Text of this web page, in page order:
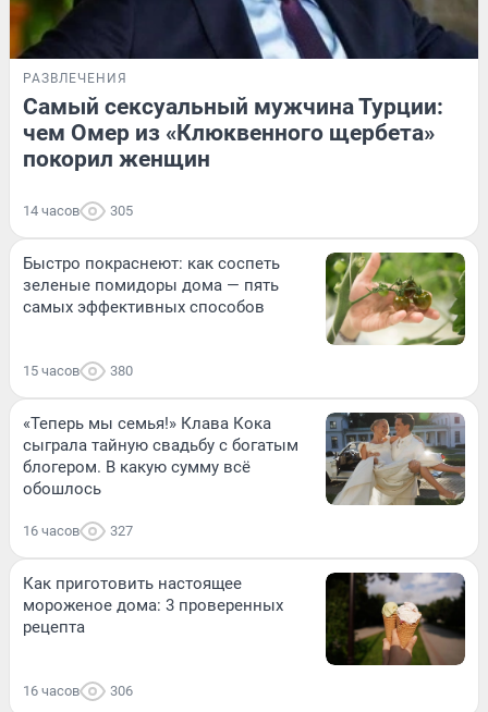
РАЗВЛЕЧЕНИЯ
Самый сексуальный мужчина Турции:
чем Омер из «Клюквенного щербета»
покорил женщин
14 часов 305
Быстро покраснеют: как соспеть
зеленые помидоры дома — пять
самых эффективных способов
15 часов 380
«Теперь мы семья!» Клава Кока
сыграла тайную свадьбу с богатым
блогером. В какую сумму всё
обошлось
16 часов 327
Как приготовить настоящее
мороженое дома: 3 проверенных
рецепта
16 часов 306